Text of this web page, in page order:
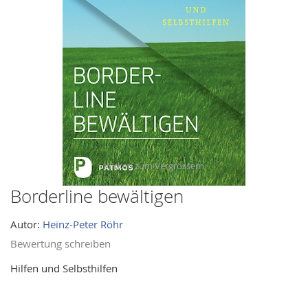
Borderline bewältigen
Autor: Heinz-Peter Röhr
Bewertung schreiben
Hilfen und Selbsthilfen
Skip
the
beginning
the